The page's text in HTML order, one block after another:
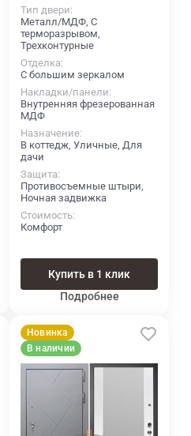
Тип двери
Металл/МДФ, С
терморазрывом,
Трехконтурные
Отделка
С большим зеркалом
Накладки/панели
Внутренняя фрезерованная
МДФ
Назначение
В коттедж, Уличные, Для
дачи
Защита
Противосъемные штыри,
Ночная задвижка
Стоимость
Комфорт
Купить в 1 клик
Подробнее
Новинка
В наличии